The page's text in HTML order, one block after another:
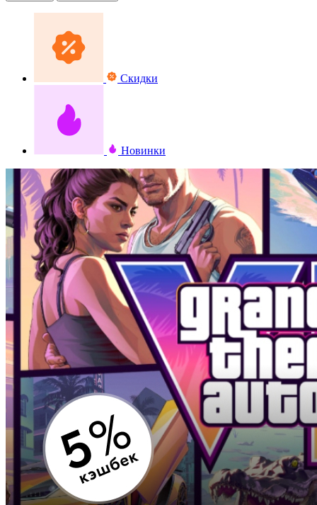
Скидки
Новинки